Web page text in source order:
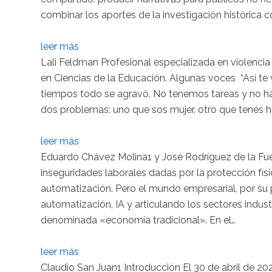
combinar los aportes de la investigación histórica
leer más
Lali Feldman Profesional especializada en
en Ciencias de la Educación. Algunas voces “Así
tiempos todo se agravó. No tenemos tareas y no
dos problemas: uno que sos mujer, otro que tenés
leer más
Eduardo Chávez Molina1 y José Rodríguez de la
inseguridades laborales dadas por la protección
automatización. Pero el mundo empresarial, por
automatización, IA y articulando los sectores
denominada «economía tradicional». En el…
leer más
Claudio San Juan1 Introducción El 30 de abril de